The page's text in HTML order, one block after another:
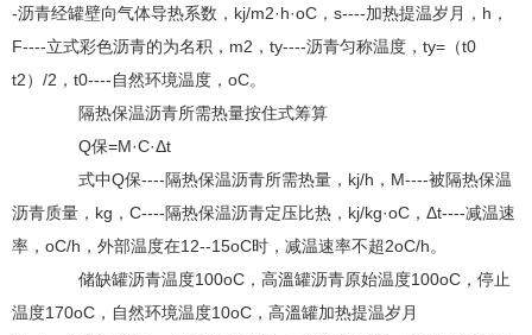
-沥青经罐壁向气体导热系数，kj/m2·h·oC，s----加热提温岁月，h，
F----立式彩色沥青的为名积，m2，ty----沥青匀称温度，ty=（t0
t2）/2，t0----自然环境温度，oC。
隔热保温沥青所需热量按住式筹算
Q保=M·C·Δt
式中Q保----隔热保温沥青所需热量，kj/h，M----被隔热保温
沥青质量，kg，C----隔热保温沥青定压比热，kj/kg·oC，Δt----减温速
率，oC/h，外部温度在12--15oC时，减温速率不超2oC/h。
储缺罐沥青温度100oC，高溫罐沥青原始温度100oC，停止
温度170oC，自然环境温度10oC，高溫罐加热提温岁月